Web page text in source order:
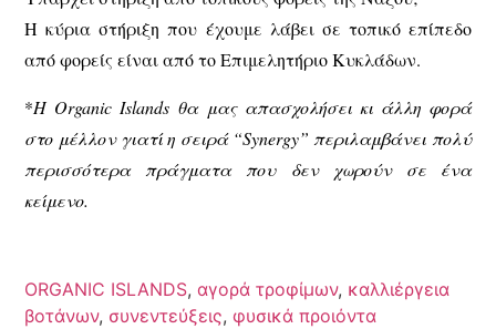
Η κύρια στήριξη που έχουμε λάβει σε τοπικό επίπεδο
από φορείς είναι από το Επιμελητήριο Κυκλάδων.
*H Organic Islands θα μας απασχολήσει κι άλλη φορά
στο μέλλον γιατί η σειρά “Synergy” περιλαμβάνει πολύ
περισσότερα πράγματα που δεν χωρούν σε ένα
κείμενο.
ORGANIC ISLANDS,αγορά τροφίμων, καλλιέργεια
βοτάνων, συνεντεύξεις,φυσικά προιόντα